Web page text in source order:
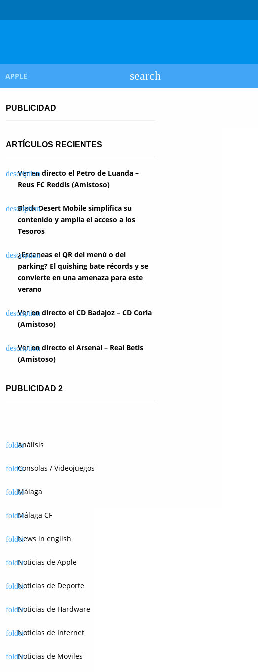
APPLE
PUBLICIDAD
ARTÍCULOS RECIENTES
Ver en directo el Petro de Luanda –
Reus FC Reddis (Amistoso)
Black Desert Mobile simplifica su
contenido y amplía el acceso a los
Tesoros
¿Escaneas el QR del menú o del
parking? El quishing bate récords y se
convierte en una amenaza para este
verano
Ver en directo el CD Badajoz – CD Coria
(Amistoso)
Ver en directo el Arsenal – Real Betis
(Amistoso)
PUBLICIDAD 2
Análisis
Consolas / Videojuegos
Málaga
Málaga CF
News in english
Noticias de Apple
Noticias de Deporte
Noticias de Hardware
Noticias de Internet
Noticias de Moviles